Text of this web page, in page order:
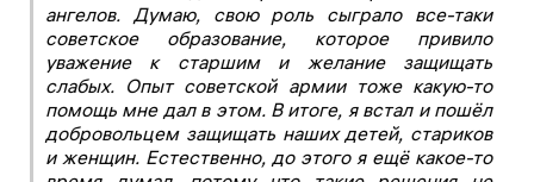
ангелов. Думаю, свою роль сыграло все-таки
советское образование, которое привило
уважение к старшим и желание защищать
слабых. Опыт советской армии тоже какую-то
помощь мне дал в этом. В итоге, я встал и пошёл
добровольцем защищать наших детей, стариков
и женщин. Естественно, до этого я ещё какое-то